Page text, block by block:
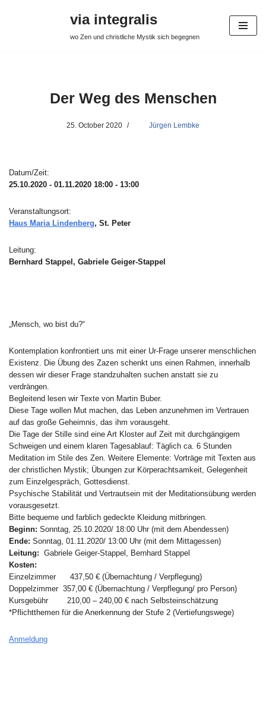
via integralis
wo Zen und christliche Mystik sich begegnen
Der Weg des Menschen
25. October 2020 Jürgen Lembke
Datum/Zeit:
25.10.2020 - 01.11.2020 18:00 - 13:00
Veranstaltungsort:
Haus Maria Lindenberg, St. Peter
Leitung:
Bernhard Stappel, Gabriele Geiger-Stappel
„Mensch, wo bist du?“
Kontemplation konfrontiert uns mit einer Ur-Frage unserer menschlichen
Existenz. Die Übung des Zazen schenkt uns einen Rahmen, innerhalb
dessen wir dieser Frage standzuhalten suchen anstatt sie zu
verdrängen.
Begleitend lesen wir Texte von Martin Buber.
Diese Tage wollen Mut machen, das Leben anzunehmen im Vertrauen
auf das große Geheimnis, das ihm vorausgeht.
Die Tage der Stille sind eine Art Kloster auf Zeit mit durchgängigem
Schweigen und einem klaren Tagesablauf: Täglich ca. 6 Stunden
Meditation im Stile des Zen. Weitere Elemente: Vorträge mit Texten aus
der christlichen Mystik; Übungen zur Körperachtsamkeit, Gelegenheit
zum Einzelgespräch, Gottesdienst.
Psychische Stabilität und Vertrautsein mit der Meditationsübung werden
vorausgesetzt.
Bitte bequeme und farblich gedeckte Kleidung mitbringen.
Beginn: Sonntag, 25.10.2020/ 18:00 Uhr (mit dem Abendessen)
Ende: Sonntag, 01.11.2020/ 13:00 Uhr (mit dem Mittagessen)
Leitung: Gabriele Geiger-Stappel, Bernhard Stappel
Kosten:
Einzelzimmer 437,50 € (Übernachtung / Verpflegung)
Doppelzimmer 357,00 € (Übernachtung / Verpflegung/ pro Person)
Kursgebühr 210,00 – 240,00 € nach Selbsteinschätzung
*Pflichtthemen für die Anerkennung der Stufe 2 (Vertiefungswege)
Anmeldung